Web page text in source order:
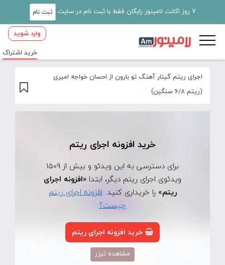
7 روز اکانت لامینور رایگان فقط با ثبت نام در سایت ثبت نام
وارد شوید
خرید اشتراک
اجرای ریتم گیتار آهنگ تو بارون از احسان خواجه امیری
(ریتم 6/8 سنگین)
خرید افزونه اجرای ریتم
برای دسترسی به این ویدئو و بیش از 1509
ویدئوی اجرای ریتم دیگر، ابتدا «افزونه اجرای
ریتم» را خریداری کنید.افزونه اجرای ریتم
چیست؟
خرید افزونه اجرای ریتم
مشاهده تیزر